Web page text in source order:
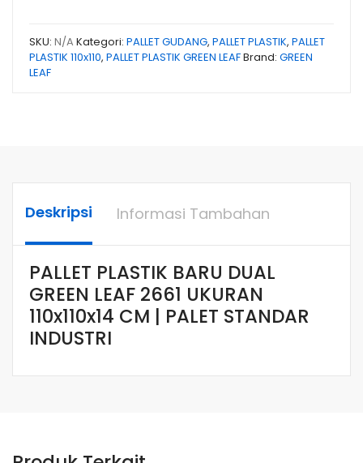
SKU: N/A Kategori: PALLET GUDANG, PALLET PLASTIK, PALLET
PLASTIK 110x110, PALLET PLASTIK GREEN LEAFBrand: GREEN
LEAF
Deskripsi Informasi Tambahan
PALLET PLASTIK BARU DUAL
GREEN LEAF 2661 UKURAN
110x110x14 CM | PALET STANDAR
INDUSTRI